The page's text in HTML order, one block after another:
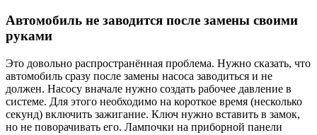
Автомобиль не заводится после замены своими
руками
Это довольно распространённая проблема. Нужно сказать, что
автомобиль сразу после замены насоса заводиться и не
должен. Насосу вначале нужно создать рабочее давление в
системе. Для этого необходимо на короткое время (несколько
секунд) включить зажигание. Ключ нужно вставить в замок,
но не поворачивать его. Лампочки на приборной панели